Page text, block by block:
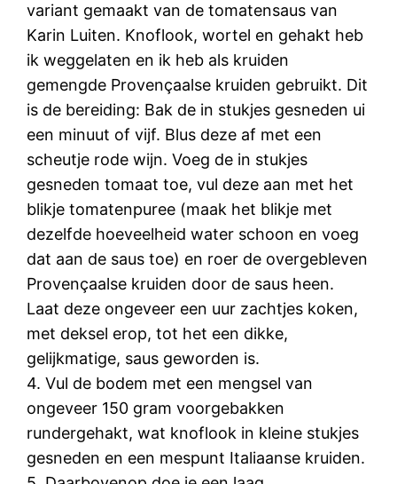
variant gemaakt van de tomatensaus van
Karin Luiten. Knoflook, wortel en gehakt heb
ik weggelaten en ik heb als kruiden
gemengde Provençaalse kruiden gebruikt. Dit
is de bereiding: Bak de in stukjes gesneden ui
een minuut of vijf. Blus deze af met een
scheutje rode wijn. Voeg de in stukjes
gesneden tomaat toe, vul deze aan met het
blikje tomatenpuree (maak het blikje met
dezelfde hoeveelheid water schoon en voeg
dat aan de saus toe) en roer de overgebleven
Provençaalse kruiden door de saus heen.
Laat deze ongeveer een uur zachtjes koken,
met deksel erop, tot het een dikke,
gelijkmatige, saus geworden is.
4. Vul de bodem met een mengsel van
ongeveer 150 gram voorgebakken
rundergehakt, wat knoflook in kleine stukjes
gesneden en een mespunt Italiaanse kruiden.